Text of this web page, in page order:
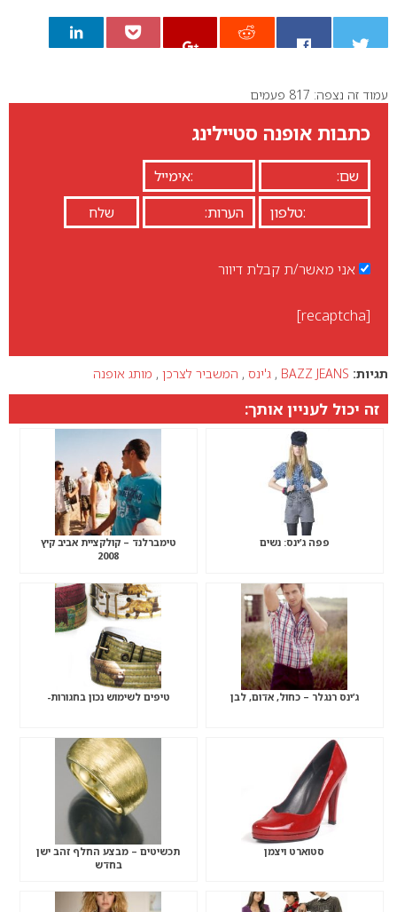
0
עמוד זה נצפה: 817 פעמים
כתבות אופנה סטיילינג
אני מאשר/ת קבלת דיוור
[recaptcha]
תגיות: BAZZ JEANS
, ג'ינס , המשביר לצרכן , מותג אופנה
זה יכול לעניין אותך:
פפה ג’ינס: נשים
טימברלנד – קולקציית אביב קיץ
2008
ג’ינס רנגלר – כחול, אדום, לבן טיפים לשימוש נכון בחגורות-
סטוארט ויצמן
תכשיטים – מבצע החלף זהב ישן
בחדש